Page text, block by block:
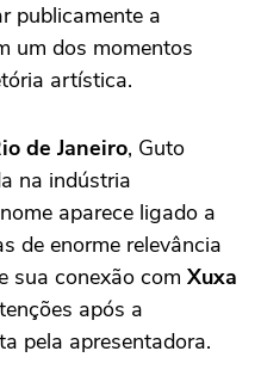
publicamente a
um dos momentos
artística.
de Janeiro, Guto
na indústria
aparece ligado a
de enorme relevância
sua conexão com Xuxa
após a
pela apresentadora.